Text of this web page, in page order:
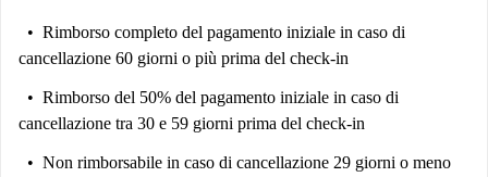
Rimborso completo del pagamento iniziale in caso di
cancellazione 60 giorni o più prima del check-in
Rimborso del 50% del pagamento iniziale in caso di
cancellazione tra 30 e 59 giorni prima del check-in
Non rimborsabile in caso di cancellazione 29 giorni o meno